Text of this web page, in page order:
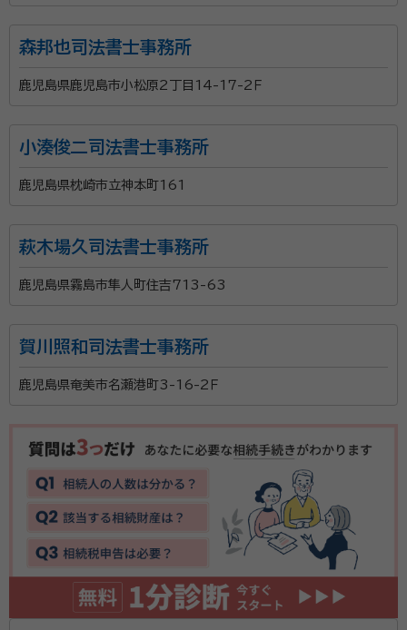
森邦也司法書士事務所
鹿児島県鹿児島市小松原2丁目14-17-2Ｆ
小湊俊二司法書士事務所
鹿児島県枕崎市立神本町161
萩木場久司法書士事務所
鹿児島県霧島市隼人町住吉713-63
賀川照和司法書士事務所
鹿児島県奄美市名瀬港町3-16-2Ｆ